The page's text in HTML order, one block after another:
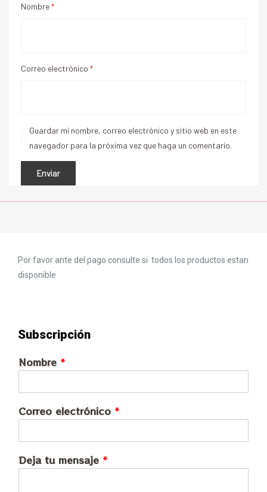
Nombre*
Correo electrónico *
Guardar mi nombre, correo electrónico y sitio web en este
navegador para la próxima vez que haga un comentario.
Por favor ante del pago consulte si todos los productos estan
disponible
Subscripción
Nombre *
Correo electrónico *
Deja tu mensaje *